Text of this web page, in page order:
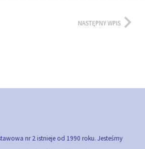
NASTĘPNY WPIS
nr 2 istnieje od 1990 roku. Jesteśmy